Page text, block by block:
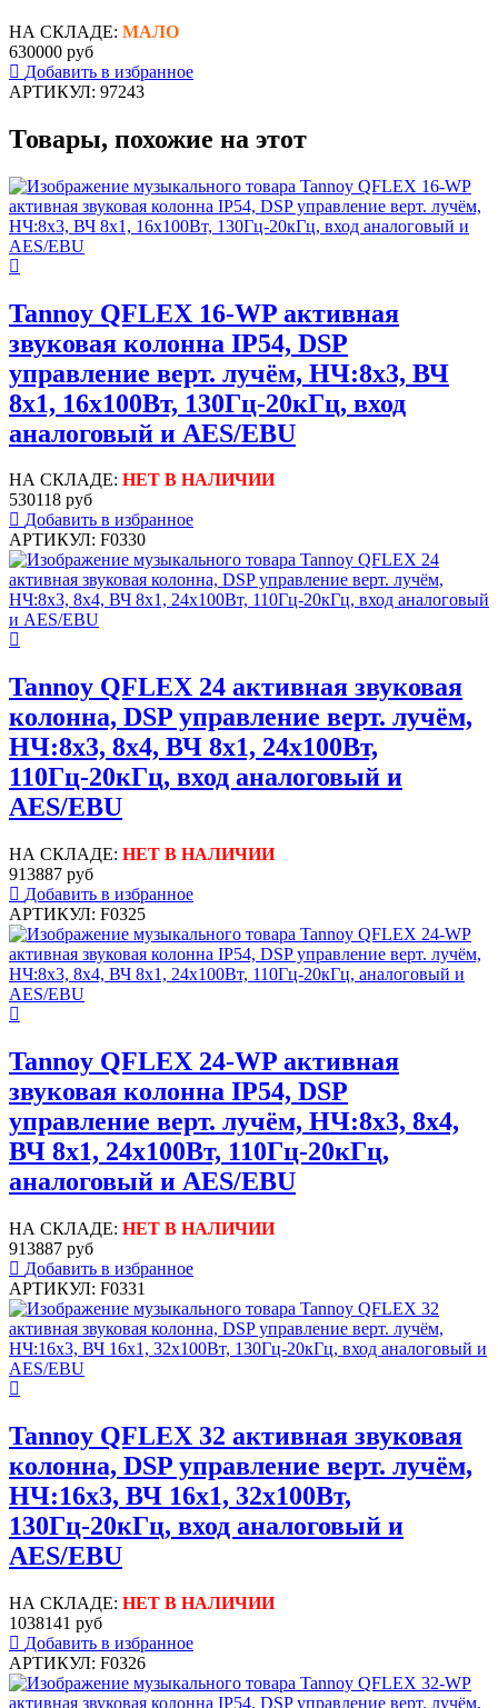
НА СКЛАДЕ: МАЛО
630000 руб
Добавить в избранное
АРТИКУЛ: 97243
Товары, похожие на этот
Tannoy QFLEX 16-WP активная
звуковая колонна IP54, DSP
управление верт. лучём, НЧ:8х3, ВЧ
8x1, 16х100Вт, 130Гц-20кГц, вход
аналоговый и AES/EBU
НА СКЛАДЕ: НЕТ В НАЛИЧИИ
530118 руб
Добавить в избранное
АРТИКУЛ: F0330
Tannoy QFLEX 24 активная звуковая
колонна, DSP управление верт. лучём,
НЧ:8х3, 8x4, ВЧ 8x1, 24х100Вт,
110Гц-20кГц, вход аналоговый и
AES/EBU
НА СКЛАДЕ: НЕТ В НАЛИЧИИ
913887 руб
Добавить в избранное
АРТИКУЛ: F0325
Tannoy QFLEX 24-WP активная
звуковая колонна IP54, DSP
управление верт. лучём, НЧ:8х3, 8x4,
ВЧ 8x1, 24х100Вт, 110Гц-20кГц,
аналоговый и AES/EBU
НА СКЛАДЕ: НЕТ В НАЛИЧИИ
913887 руб
Добавить в избранное
АРТИКУЛ: F0331
Tannoy QFLEX 32 активная звуковая
колонна, DSP управление верт. лучём,
НЧ:16х3, ВЧ 16x1, 32х100Вт,
130Гц-20кГц, вход аналоговый и
AES/EBU
НА СКЛАДЕ: НЕТ В НАЛИЧИИ
1038141 руб
Добавить в избранное
АРТИКУЛ: F0326